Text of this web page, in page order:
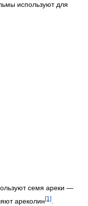
используют для
семя ареки —
ареколин[1]